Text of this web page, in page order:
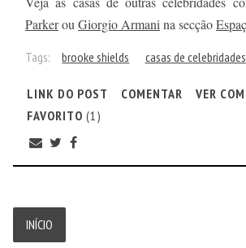
Parkerou Giorgio Armani na secção
Tags: brooke shields casas de celebridades
LINK DO POST COMENTAR
VER
FAVORITO (1)
INÍCIO